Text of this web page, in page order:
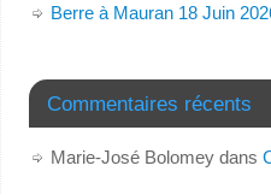
Berre à Mauran 18 Juin
Commentaires récents
Marie-José Bolomeydans